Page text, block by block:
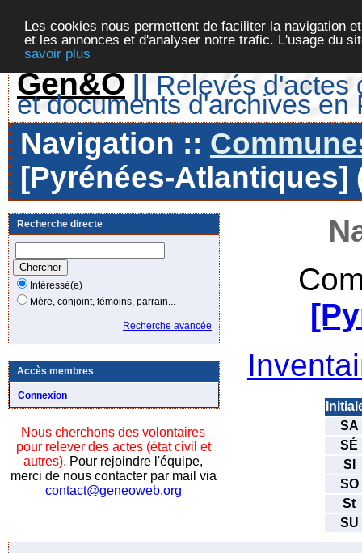
Les cookies nous permettent de faciliter la navigation
et les annonces et d'analyser notre trafic. L'usage du
savoir plus
Gen&O || Relevés d'actes
et documents d'archives en
Navigation ::
[Pyrénées-Atlantiques]
Recherche directe
Intéressé(e)
Mère, conjoint, témoins, parrain...
Recherche avancée
Accès membres
Connexion
Nous cherchons des volontaires
pour relever des actes (état civil et
autres). Pour rejoindre l'équipe,
merci de nous contacter par mail via
contact@geneoweb.org
SA
SÉ
SI
SO
St
SU